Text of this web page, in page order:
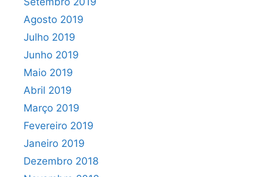
Agosto 2019
Julho 2019
Junho 2019
Maio 2019
Abril 2019
Março 2019
Fevereiro 2019
Janeiro 2019
Dezembro 2018